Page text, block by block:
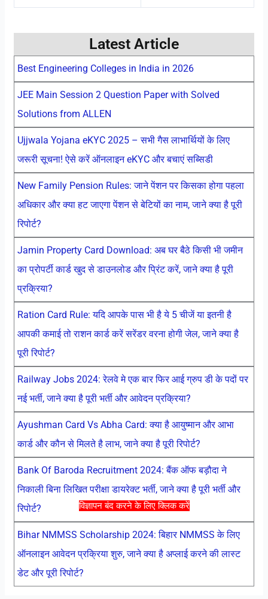
विज्ञापन बंद करने के लिए क्लिक करें
Latest Article
Best Engineering Colleges in India in 2026
JEE Main Session 2 Question Paper with Solved
Solutions from ALLEN
Ujjwala Yojana eKYC 2025 – सभी गैस लाभार्थियों के लिए
जरूरी सूचना! ऐसे करें ऑनलाइन eKYC और बचाएं सब्सिडी
New Family Pension Rules: जाने पेंशन पर किसका होगा पहला
अधिकार और क्या हट जाएगा पेंशन से बेटियों का नाम, जाने क्या है पूरी
रिपोर्ट?
Jamin Property Card Download: अब घर बैठे किसी भी जमीन
का प्रोपर्टी कार्ड खुद से डाउनलोड और प्रिंट करें, जाने क्या है पूरी
प्रक्रिया?
Ration Card Rule: यदि आपके पास भी है ये 5 चीजें या इतनी है
आपकी कमाई तो राशन कार्ड करें सरेंडर वरना होगी जेल, जाने क्या है
पूरी रिपोर्ट?
Railway Jobs 2024: रेलवे मे एक बार फिर आई ग्रुप डी के पदों पर
नई भर्ती, जाने क्या है पूरी भर्ती और आवेदन प्रक्रिया?
Ayushman Card Vs Abha Card: क्या है आयुष्मान और आभा
कार्ड और कौन से मिलते है लाभ, जाने क्या है पूरी रिपोर्ट?
Bank Of Baroda Recruitment 2024: बैंक ऑफ बड़ौदा ने
निकाली बिना लिखित परीक्षा डायरेक्ट भर्ती, जाने क्या है पूरी भर्ती और
रिपोर्ट?
Bihar NMMSS Scholarship 2024: बिहार NMMSS के लिए
ऑनलाइन आवेदन प्रक्रिया शुरु, जाने क्या है अप्लाई करने की लास्ट
डेट और पूरी रिपोर्ट?